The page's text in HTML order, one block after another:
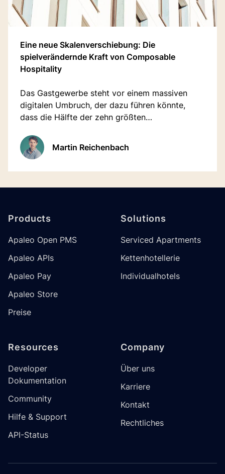
Eine neue Skalenverschiebung: Die
spielverändernde Kraft von Composable
Hospitality
Das Gastgewerbe steht vor einem massiven
digitalen Umbruch, der dazu führen könnte,
dass die Hälfte der zehn größten
Jahre alt sein wird.
Martin Reichenbach
Products
Apaleo Open PMS
Apaleo APIs
Apaleo Pay
Apaleo Store
Preise
Solutions
Serviced Apartments
Kettenhotellerie
Individualhotels
Resources
Developer
Dokumentation
Community
Hilfe & Support
API-Status
Company
Über uns
Karriere
Kontakt
Rechtliches